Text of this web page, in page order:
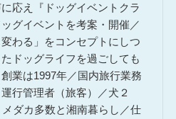
応え『ドッグイベントクラ
グイベントを考案・開催／
わる」をコンセプトにしつ
ドッグライフを過ごしても
業は1997年／国内旅行業務
行管理者（旅客）／犬２
ダカ多数と湘南暮らし／仕